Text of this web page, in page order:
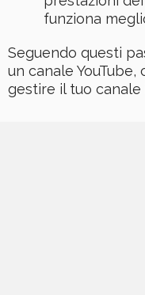
funziona
Seguendo questi
un canale
gestire il tuo canale